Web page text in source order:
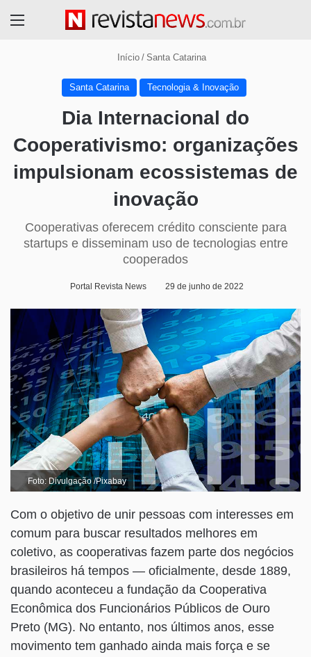
Início / Santa Catarina
Santa Catarina Tecnologia & Inovação
Dia Internacional do
Cooperativismo: organizações
impulsionam ecossistemas de
inovação
Cooperativas oferecem crédito consciente para
startups e disseminam uso de tecnologias entre
cooperados
Portal Revista News 29 de junho de 2022
Foto: Divulgação /Pixabay
Com o objetivo de unir pessoas com interesses em
comum para buscar resultados melhores em
coletivo, as cooperativas fazem parte dos negócios
brasileiros há tempos — oficialmente, desde 1889,
quando aconteceu a fundação da Cooperativa
Econômica dos Funcionários Públicos de Ouro
Preto (MG). No entanto, nos últimos anos, esse
movimento tem ganhado ainda mais força e se